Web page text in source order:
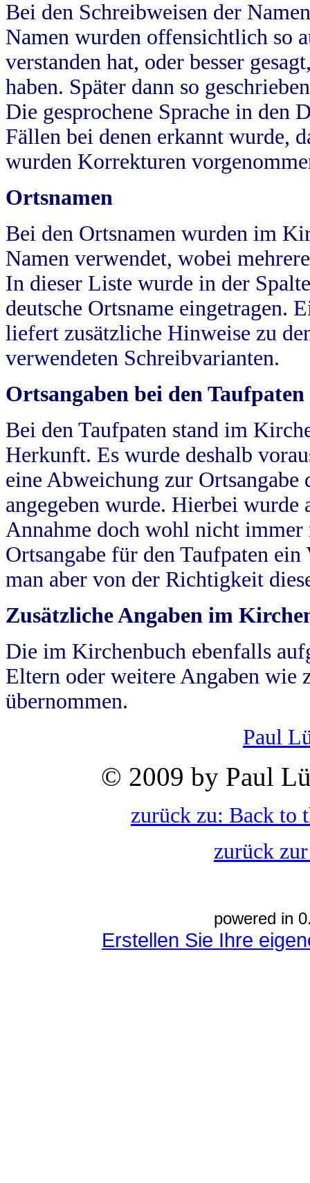
Bei den Schreibweisen der
Namen wurden offensichtlich so
verstanden hat, oder besser
haben. Später dann so
Die gesprochene Sprache in
Fällen bei denen erkannt wurde,
wurden Korrekturen
Ortsnamen
Bei den Ortsnamen wurden im
Namen verwendet, wobei
In dieser Liste wurde in der
deutsche Ortsname eingetragen.
liefert zusätzliche Hinweise zu
verwendeten Schreibvarianten.
Ortsangaben bei den Taufpaten
Bei den Taufpaten stand im
Herkunft. Es wurde deshalb
eine Abweichung zur
angegeben wurde. Hierbei wurde
Annahme doch wohl nicht
Ortsangabe für den Taufpaten
man aber von der Richtigkeit
Zusätzliche Angaben im
Die im Kirchenbuch ebenfalls
Eltern oder weitere Angaben wie
übernommen.
Paul
© 2009 by Paul
zurück zu: Back to
zurück
powered in
Erstellen Sie Ihre